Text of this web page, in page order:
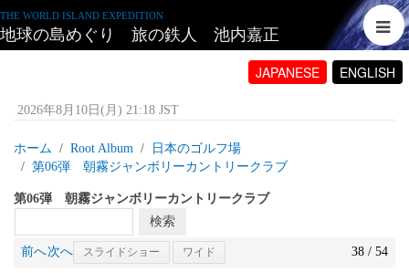
THE WORLD ISLAND EXPEDITION
地球の島めぐり 旅の鉄人 池内嘉正
JAPANESE ENGLISH
2026年8月10日(月) 21:18 JST
ホーム Root Album
日本のゴルフ場
第06弾 朝霧ジャンボリーカントリークラブ
第06弾 朝霧ジャンボリーカントリークラブ
前へ次へ スライドショー ワイド 38 / 54